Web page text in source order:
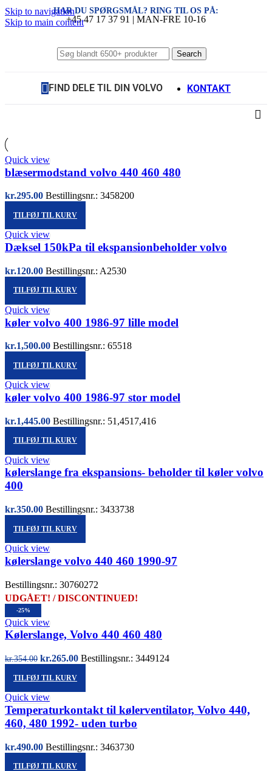
Skip to navigation
Skip to main content
HAR DU SPØRGSMÅL? RING TIL OS PÅ:
+45 47 17 37 91 | MAN-FRE 10-16
Search
FIND DELE TIL DIN VOLVO KONTAKT
Quick view
blæsermodstand volvo 440 460 480
kr.295.00 Bestillingsnr.: 3458200
TILFØJ TIL KURV
Quick view
Dæksel 150kPa til ekspansionbeholder volvo
kr.120.00 Bestillingsnr.: A2530
TILFØJ TIL KURV
Quick view
køler volvo 400 1986-97 lille model
kr.1,500.00 Bestillingsnr.: 65518
TILFØJ TIL KURV
Quick view
køler volvo 400 1986-97 stor model
kr.1,445.00 Bestillingsnr.: 51,4517,416
TILFØJ TIL KURV
Quick view
kølerslange fra ekspansions- beholder til køler volvo
400
kr.350.00 Bestillingsnr.: 3433738
TILFØJ TIL KURV
Quick view
kølerslange volvo 440 460 1990-97
Bestillingsnr.: 30760272
UDGÅET! / DISCONTINUED!
-25%
Quick view
Kølerslange, Volvo 440 460 480
kr.354.00 Den
pris
var:
kr.354.00.
kr.265.00Den
er:
Bestillingsnr.: 3449124
TILFØJ TIL KURV
Quick view
Temperaturkontakt til kølerventilator, Volvo 440,
460, 480 1992- uden turbo
kr.490.00 Bestillingsnr.: 3463730
TILFØJ TIL KURV